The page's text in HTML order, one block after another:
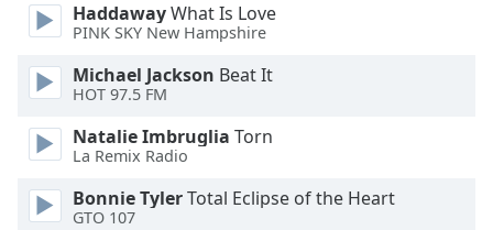
Beginning
dialog
window.
cancel
and
close
HaddawayWhat Is Love
PINK SKY New Hampshire
Michael Jackson Beat It
HOT 97.5 FM
Natalie Imbruglia Torn
La Remix Radio
Bonnie TylerTotal Eclipse of the Heart
GTO 107